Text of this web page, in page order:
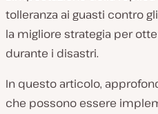
tolleranza ai guasti contro
la migliore strategia per
durante i disastri.
In questo articolo,
che possono essere